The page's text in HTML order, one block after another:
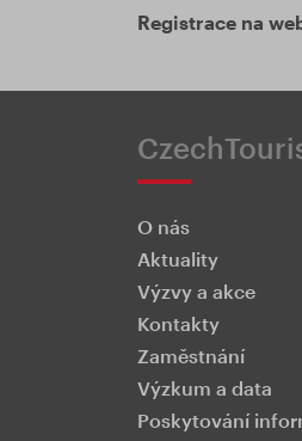
Registrace na
O nás
Aktuality
Výzvy a akce
Kontakty
Zaměstnání
Výzkum a data
Poskytování